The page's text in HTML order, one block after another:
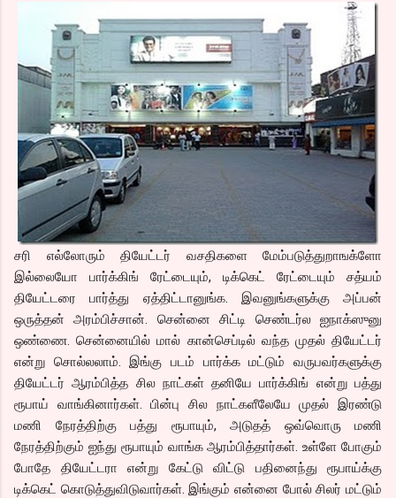
சரி எல்லோரும் தியேட்டர் வசதிகளை மேம்படுத்துறாஙக்ளோ
இல்லையோ பார்க்கிங் ரேட்டையும், டிக்கெட் ரேட்டையும் சத்யம்
தியேட்டரை பார்த்து ஏத்திட்டானுங்க. இவனுங்களுக்கு அப்பன்
ஒருத்தன் அரம்பிச்சான். சென்னை சிட்டி செண்டர்ல ஐநாக்ஸுனு
ஒண்ணை. சென்னையில் மால் கான்செப்டில் வந்த முதல் தியேட்டர்
என்று சொல்லலாம். இங்கு படம் பார்க்க மட்டும் வருபவர்களுக்கு
தியேட்டர் ஆரம்பித்த சில நாட்கள் தனியே பார்க்கிங் என்று பத்து
ரூபாய் வாங்கினார்கள். பின்பு சில நாட்களீலேயே முதல் இரண்டு
மணி நேரத்திற்கு பத்து ரூபாயும், அடுதத் ஒவ்வொரு மணி
நேரத்திற்கும் ஐந்து ரூபாயும் வாங்க ஆரம்பித்தார்கள். உள்ளே போகும்
போதே தியேட்டரா என்று கேட்டு விட்டு பதினைந்து ரூபாய்க்கு
டிக்கெட் கொடுத்துவிடுவார்கள். இங்கும் என்னை போல் சிலர் மட்டும்